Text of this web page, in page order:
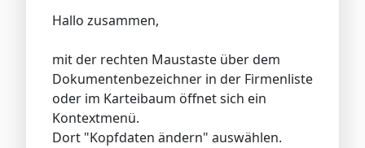
Hallo zusammen,
mit der rechten Maustaste über dem
Dokumentenbezeichner in der Firmenliste
oder im Karteibaum öffnet sich ein
Kontextmenü.
Dort "Kopfdaten ändern" auswählen.